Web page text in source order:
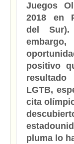
Juegos
2018 en
del
positivo
LGTB,
cita
pluma lo